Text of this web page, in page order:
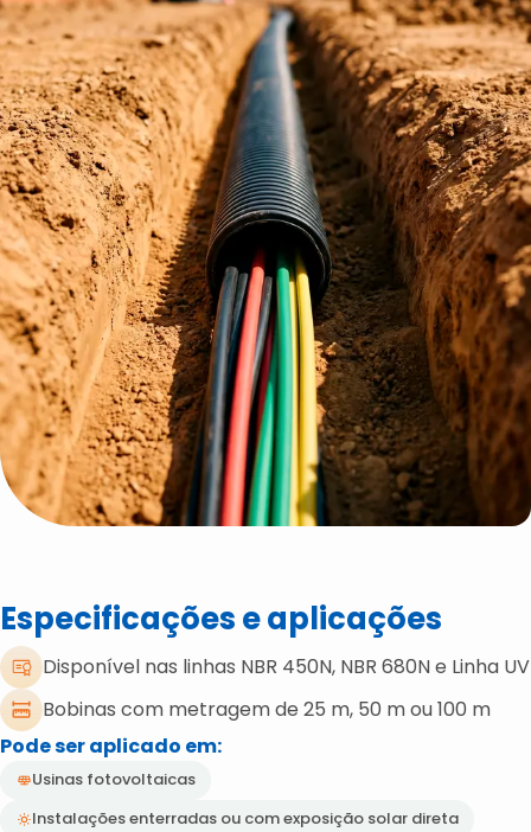
Especificações e aplicações
Disponível nas linhas NBR 450N​, NBR 680N e Linha UV
Bobinas com metragem de 25 m, 50 m ou 100 m
Pode ser aplicado em:
Usinas fotovoltaicas
Instalações enterradas ou com exposição solar direta